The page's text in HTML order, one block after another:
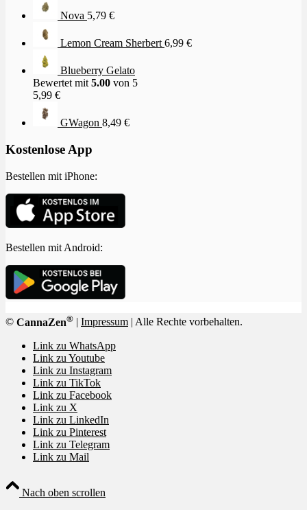
Nova 5,79 €
Lemon Cream Sherbert 6,99 €
Blueberry Gelato
Bewertet mit 5.00 von 5
5,99 €
GWagon 8,49 €
Kostenlose App
Bestellen mit iPhone:
Bestellen mit Android:
© CannaZen® Impressum | Alle Rechte vorbehalten.
Link zu WhatsApp
Link zu Youtube
Link zu Instagram
Link zu TikTok
Link zu Facebook
Link zu X
Link zu LinkedIn
Link zu Pinterest
Link zu Telegram
Link zu Mail
Nach oben scrollen